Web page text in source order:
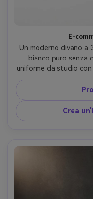
E-
Un moderno divano
bianco puro senza
uniforme da studio con
del tessuto
Canon EOS R5 con
prodotto ultra
nitida, nessunCrea